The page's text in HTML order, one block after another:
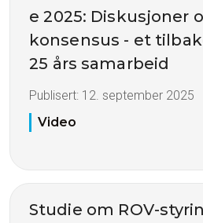
e 2025: Diskusjoner
konsensus - et
25 års samarbeid
Publisert: 12. september 2025
Video
Studie om ROV-